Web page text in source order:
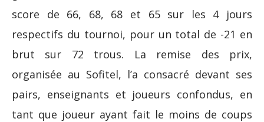
score de 66, 68, 68 et 65 sur les 4 jours
respectifs du tournoi, pour un total de -21 en
brut sur 72 trous. La remise des prix,
organisée au Sofitel, l’a consacré devant ses
pairs, enseignants et joueurs confondus, en
tant que joueur ayant fait le moins de coups